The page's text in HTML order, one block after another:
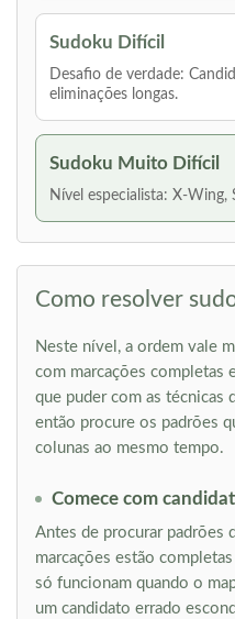
Sudoku Difícil
Desafio de verdade:
eliminações longas.
Sudoku Muito Difícil
Nível especialista: X-
Como resolver
Neste nível, a ordem vale
com marcações completas
que puder com as técnicas
então procure os padrões
colunas ao mesmo tempo.
Comece com
Antes de procurar padrões
marcações estão
só funcionam quando o
um candidato errado